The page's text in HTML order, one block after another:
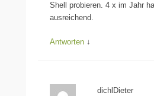
Shell probieren. 4 x im Jahr
ausreichend.
Antworten ↓
dichlDieter